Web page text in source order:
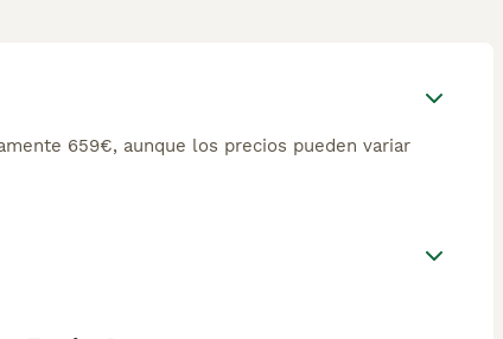
659€, aunque los precios pueden variar